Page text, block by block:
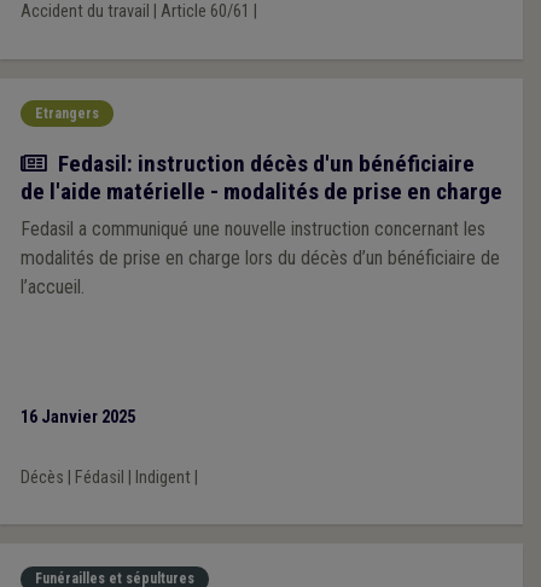
Accident du travail Article 60/61
Etrangers
Actualité
Fedasil: instruction décès d'un bénéficiaire
de l'aide matérielle - modalités de prise en charge
Fedasil a communiqué une nouvelle instruction concernant les
modalités de prise en charge lors du décès d’un bénéficiaire de
l’accueil.
16 Janvier 2025
Décès Fédasil Indigent|
Funérailles et sépultures